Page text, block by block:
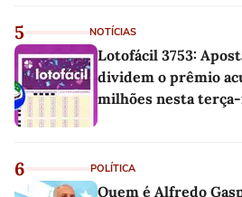
5 NOTÍCIAS
Lotofácil 3753:
dividem o prêmio
milhões nesta
6 POLÍTICA
Quem é Alfredo